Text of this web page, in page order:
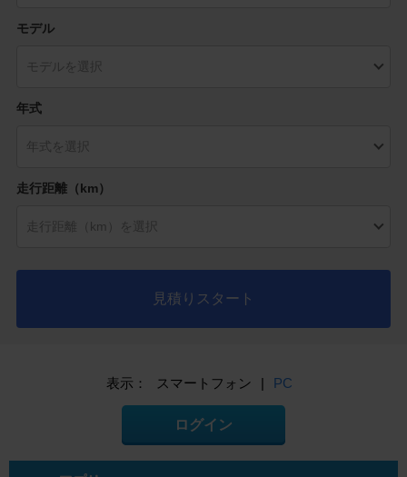
モデル
年式
走行距離（km）
見積りスタート
表示： スマートフォン | PC
ログイン